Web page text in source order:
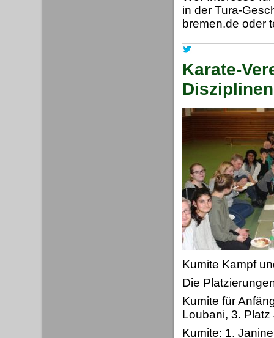
in der Tura-
bremen.de oder
Karate-
Disziplinen
Kumite Kampf
Die
Kumite für
Loubani, 3.
Kumite: 1.